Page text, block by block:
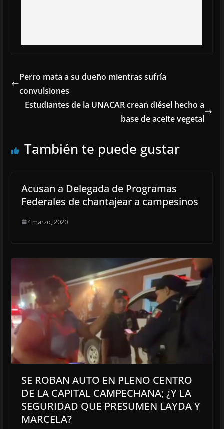
Perro mata a su dueño mientras sufría
convulsiones
Estudiantes de la UNACAR crean diésel hecho a
base de aceite vegetal
También te puede gustar
Acusan a Delegada de Programas
Federales de chantajear a campesinos
4 marzo, 2020
SE ROBAN AUTO EN PLENO CENTRO
DE LA CAPITAL CAMPECHANA; ¿Y LA
SEGURIDAD QUE PRESUMEN LAYDA Y
MARCELA?